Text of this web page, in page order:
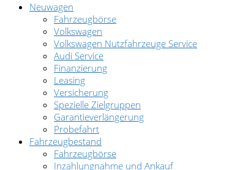
Neuwagen
Fahrzeugbörse
Volkswagen
Volkswagen Nutzfahrzeuge Service
Audi Service
Finanzierung
Leasing
Versicherung
Spezielle Zielgruppen
Garantieverlängerung
Probefahrt
Fahrzeugbestand
Fahrzeugbörse
Inzahlungnahme und Ankauf